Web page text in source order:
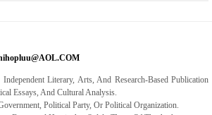
Literary, Arts, And Research-Based Publication
Essays, And Cultural Analysis.
Political Party, Or Political Organization.